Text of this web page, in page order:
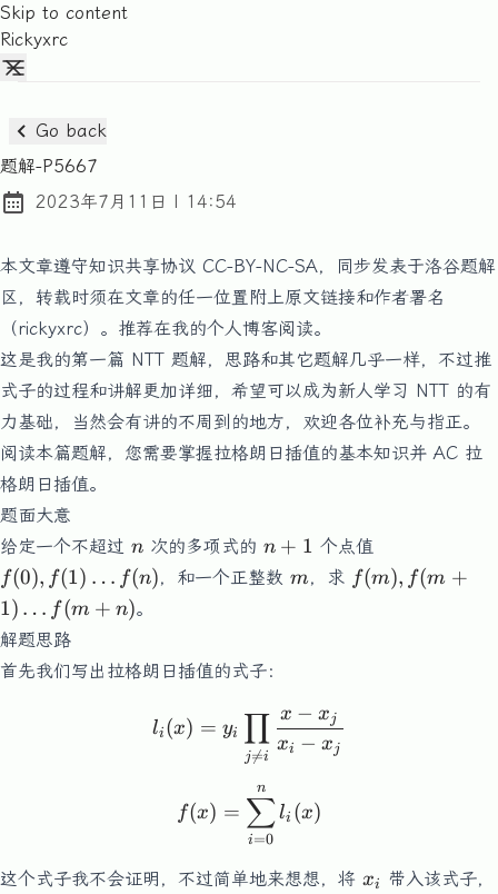
Skip to content
Rickyxrc
Go back
题解-P5667
Posted on:
2023年7月11日 at
14:54
本文章遵守知识共享协议 CC-BY-NC-SA，同步发表于洛谷题解
区，转载时须在文章的任一位置附上原文链接和作者署名
（rickyxrc）。推荐在我的个人博客阅读。
这是我的第一篇 NTT 题解，思路和其它题解几乎一样，不过推
式子的过程和讲解更加详细，希望可以成为新人学习 NTT 的有
力基础，当然会有讲的不周到的地方，欢迎各位补充与指正。
阅读本篇题解，您需要掌握拉格朗日插值的基本知识并 AC 拉
格朗日插值。
题面大意
给定一个不超过 n
n 次的多项式的 n+1
n + 1 个点值
\dots
f(n)
f(0), f(1) … f(n)，和一个正整数 m
m，求 f(m),f(m+1)
f(m), f(m +
1) … f(m + n)。
解题思路
首先我们写出拉格朗日插值的式子：
l_i(x) = y_i
li (x) = yi
j
=i
∏ xi − xj
x − xj
f(x) = \sum_{i=0}^{n}
f(x) =
i=0
∑
n
li (x)
这个式子我不会证明，不过简单地来想想，将 x_i
xi
带入该式子，